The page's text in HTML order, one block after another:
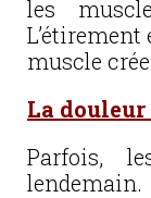
les
muscle
La douleur
Parfois,
lendemain.